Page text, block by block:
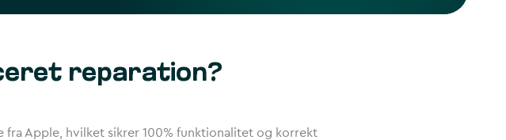
reparation?
Apple, hvilket sikrer 100% funktionalitet og korrekt